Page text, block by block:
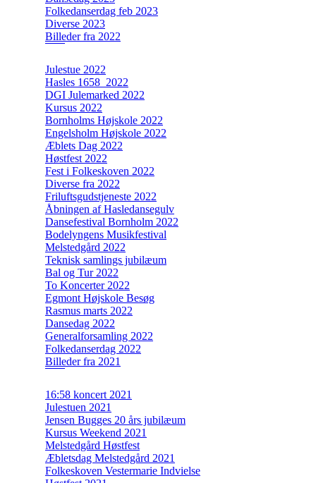
Folkedanserdag feb 2023
Diverse 2023
Billeder fra 2022
Julestue 2022
Hasles 1658_2022
DGI Julemarked 2022
Kursus 2022
Bornholms Højskole 2022
Engelsholm Højskole 2022
Æblets Dag 2022
Høstfest 2022
Fest i Folkeskoven 2022
Diverse fra 2022
Friluftsgudstjeneste 2022
Åbningen af Hasledansegulv
Dansefestival Bornholm 2022
Bodelyngens Musikfestival
Melstedgård 2022
Teknisk samlings jubilæum
Bal og Tur 2022
To Koncerter 2022
Egmont Højskole Besøg
Rasmus marts 2022
Dansedag 2022
Generalforsamling 2022
Folkedanserdag 2022
Billeder fra 2021
16:58 koncert 2021
Julestuen 2021
Jensen Bugges 20 års jubilæum
Kursus Weekend 2021
Melstedgård Høstfest
Æbletsdag Melstedgård 2021
Folkeskoven Vestermarie Indvielse